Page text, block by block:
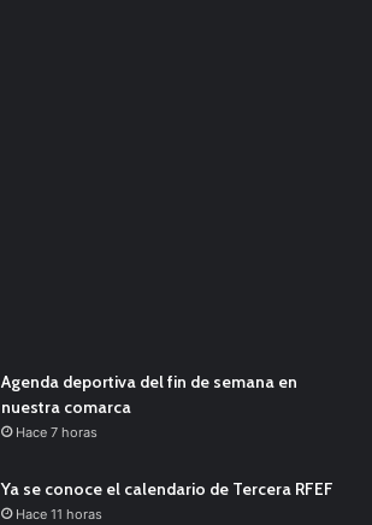
Agenda deportiva del fin de semana en
nuestra comarca
Hace 7 horas
Ya se conoce el calendario de Tercera RFEF
Hace 11 horas